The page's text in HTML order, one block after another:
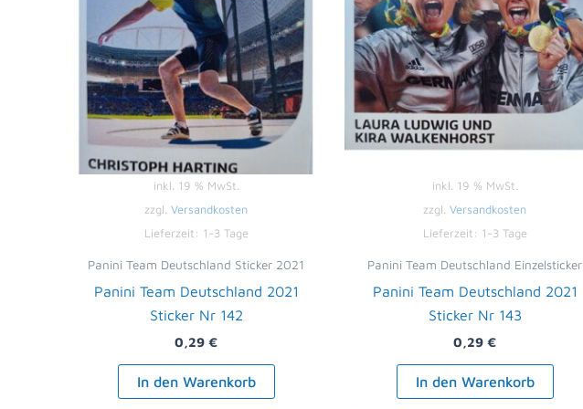
inkl. 19 % MwSt.
zzgl. Versandkosten
Lieferzeit: 1-3 Tage
Panini Team Deutschland Sticker 2021
Panini Team Deutschland 2021
Sticker Nr 142
0,29 €
In den Warenkorb
inkl. 19 % MwSt.
zzgl. Versandkosten
Lieferzeit: 1-3 Tage
Panini Team Deutschland Einzelsticker
Panini Team Deutschland 2021
Sticker Nr 143
0,29 €
In den Warenkorb